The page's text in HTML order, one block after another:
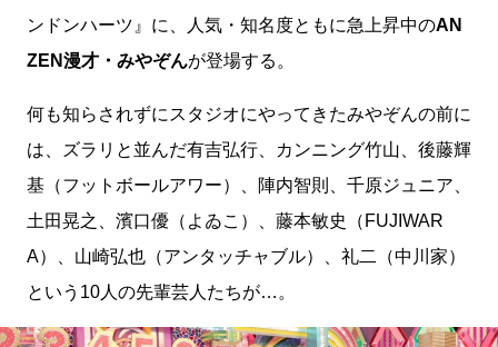
ンドンハーツ』に、人気・知名度ともに急上昇中のAN
ZEN漫才・みやぞんが登場する。
何も知らされずにスタジオにやってきたみやぞんの前に
は、ズラリと並んだ有吉弘行、カンニング竹山、後藤輝
基（フットボールアワー）、陣内智則、千原ジュニア、
土田晃之、濱口優（よゐこ）、藤本敏史（FUJIWAR
A）、山崎弘也（アンタッチャブル）、礼二（中川家）
という10人の先輩芸人たちが…。